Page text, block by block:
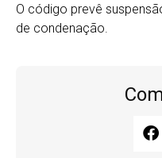
O código prevê
de condenação.